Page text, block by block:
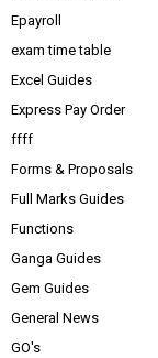
Epayroll
exam time table
Excel Guides
Express Pay Order
ffff
Forms & Proposals
Full Marks Guides
Functions
Ganga Guides
Gem Guides
General News
GO's